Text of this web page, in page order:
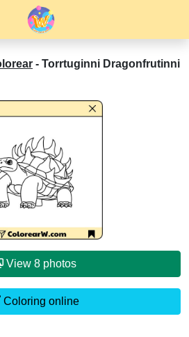
- Torrtuginni Dragonfrutinni
View 8 photos
Coloring online